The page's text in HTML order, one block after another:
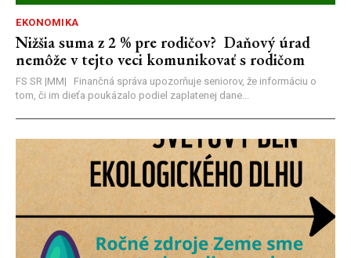
EKONOMIKA
Nižšia suma z 2 % pre rodičov? Daňový úrad
nemôže v tejto veci komunikovať s rodičom
FS SR |MM| Finančná správa upozorňuje seniorov, že informáciu o
tom, či im dieťa poukázalo podiel zaplatenej dane...